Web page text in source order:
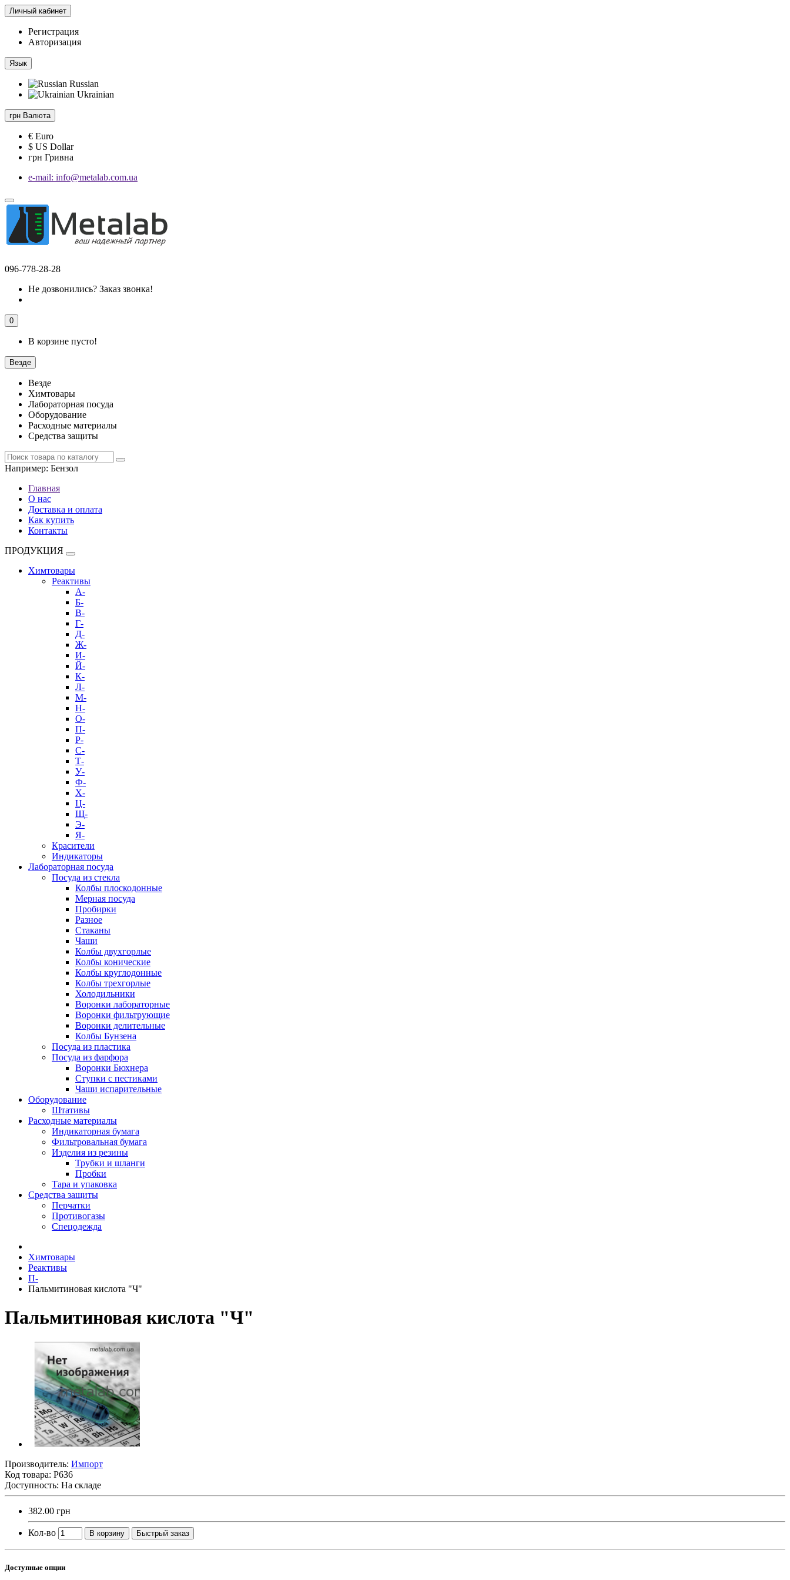
Личный кабинет
Регистрация
Авторизация
Язык
Russian
Ukrainian
грн Валюта
€ Euro
$ US Dollar
грн Гривна
e-mail: info@metalab.com.ua
096-778-28-28
Не дозвонились? Заказ звонка!
0
В корзине пусто!
Везде
Везде
Химтовары
Лабораторная посуда
Оборудование
Расходные материалы
Средства защиты
Например: Бензол
Главная
О нас
Доставка и оплата
Как купить
Контакты
ПРОДУКЦИЯ
Химтовары
Реактивы
А-
Б-
В-
Г-
Д-
Ж-
И-
Й-
К-
Л-
М-
Н-
О-
П-
Р-
С-
Т-
У-
Ф-
Х-
Ц-
Щ-
Э-
Я-
Красители
Индикаторы
Лабораторная посуда
Посуда из стекла
Колбы плоскодонные
Мерная посуда
Пробирки
Разное
Стаканы
Чаши
Колбы двухгорлые
Колбы конические
Колбы круглодонные
Колбы трехгорлые
Холодильники
Воронки лабораторные
Воронки фильтрующие
Воронки делительные
Колбы Бунзена
Посуда из пластика
Посуда из фарфора
Воронки Бюхнера
Ступки с пестиками
Чаши испарительные
Оборудование
Штативы
Расходные материалы
Индикаторная бумага
Фильтровальная бумага
Изделия из резины
Трубки и шланги
Пробки
Тара и упаковка
Средства защиты
Перчатки
Противогазы
Спецодежда
Химтовары
Реактивы
П-
Пальмитиновая кислота "Ч"
Пальмитиновая кислота "Ч"
Производитель: Импорт
Код товара: Р636
Доступность: На складе
382.00 грн
Кол-во В корзину Быстрый заказ
Доступные опции